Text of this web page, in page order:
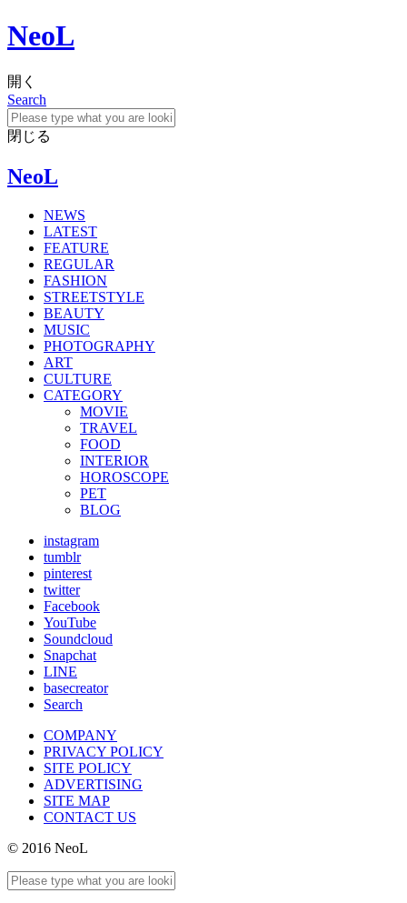
NeoL
開く
Search
閉じる
NeoL
NEWS
LATEST
FEATURE
REGULAR
FASHION
STREETSTYLE
BEAUTY
MUSIC
PHOTOGRAPHY
ART
CULTURE
CATEGORY
MOVIE
TRAVEL
FOOD
INTERIOR
HOROSCOPE
PET
BLOG
instagram
tumblr
pinterest
twitter
Facebook
YouTube
Soundcloud
Snapchat
LINE
basecreator
Search
COMPANY
PRIVACY POLICY
SITE POLICY
ADVERTISING
SITE MAP
CONTACT US
© 2016 NeoL